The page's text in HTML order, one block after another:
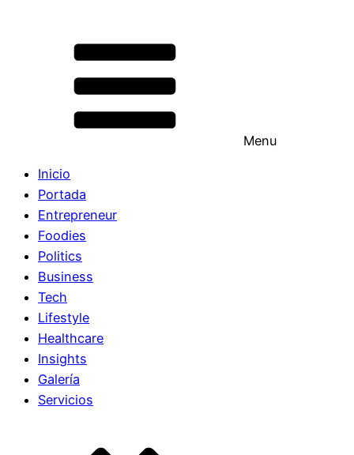
Menu
Inicio
Portada
Entrepreneur
Foodies
Politics
Business
Tech
Lifestyle
Healthcare
Insights
Galería
Servicios